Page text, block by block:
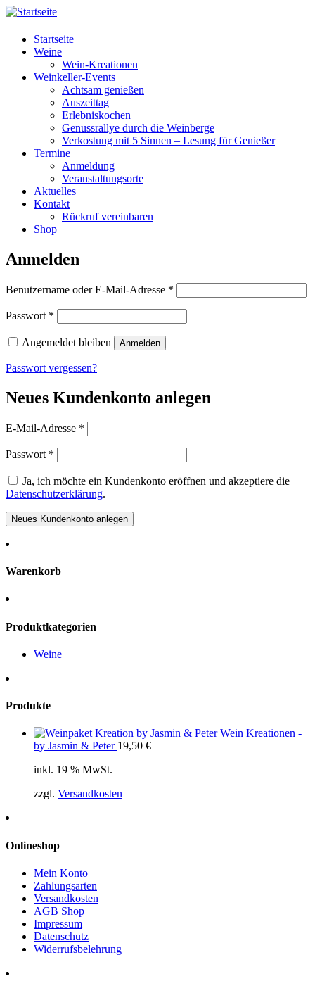
Startseite
Weine
Wein-Kreationen
Weinkeller-Events
Achtsam genießen
Auszeittag
Erlebniskochen
Genussrallye durch die Weinberge
Verkostung mit 5 Sinnen – Lesung für Genießer
Termine
Anmeldung
Veranstaltungsorte
Aktuelles
Kontakt
Rückruf vereinbaren
Shop
Anmelden
Benutzername oder E-Mail-Adresse *
Passwort *
Angemeldet bleiben Anmelden
Passwort vergessen?
Neues Kundenkonto anlegen
E-Mail-Adresse *
Passwort *
Ja, ich möchte ein Kundenkonto eröffnen und akzeptiere die
Datenschutzerklärung.
Neues Kundenkonto anlegen
Warenkorb
Produktkategorien
Weine
Produkte
Wein Kreationen -
by Jasmin & Peter 19,50 €
inkl. 19 % MwSt.
zzgl. Versandkosten
Onlineshop
Mein Konto
Zahlungsarten
Versandkosten
AGB Shop
Impressum
Datenschutz
Widerrufsbelehrung